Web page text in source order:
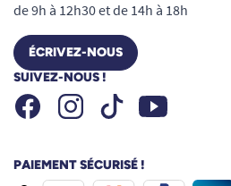
de 9h à 12h30 et de 14h à 18h
ÉCRIVEZ-NOUS
SUIVEZ-NOUS !
FacebookInstagramTiktok Youtube
PAIEMENT SÉCURISÉ !